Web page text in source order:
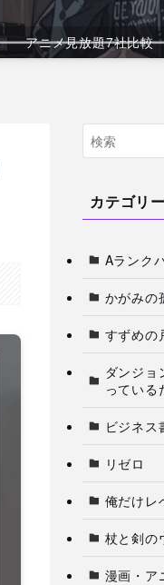
アニメ見放題7社比較
カテゴリー
Aランク
かがみの
すずめの
ダンジョ
っている
ビジネス
リゼロ
俺だけレ
杖と剣の
漫画・ア